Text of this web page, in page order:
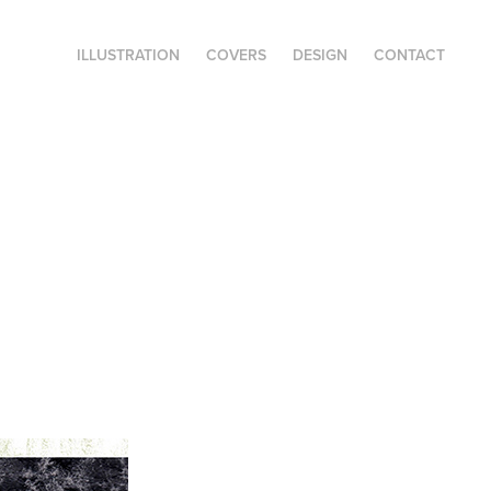
ILLUSTRATION COVERS DESIGN CONTACT